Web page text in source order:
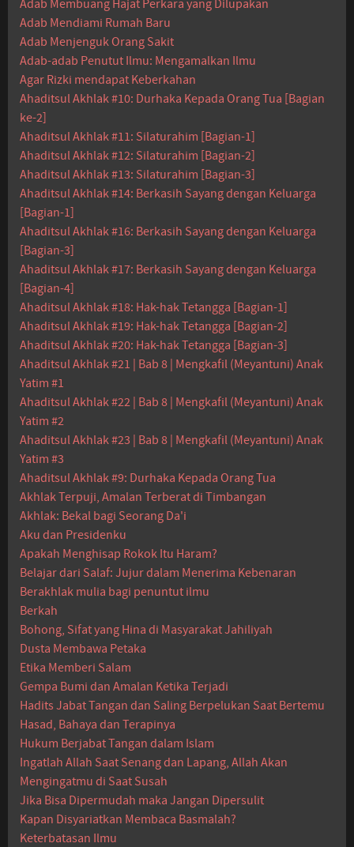
Adab Membuang Hajat Perkara yang Dilupakan
Adab Mendiami Rumah Baru
Adab Menjenguk Orang Sakit
Adab-adab Penutut Ilmu: Mengamalkan Ilmu
Agar Rizki mendapat Keberkahan
Ahaditsul Akhlak #10: Durhaka Kepada Orang Tua [Bagian
ke-2]
Ahaditsul Akhlak #11: Silaturahim [Bagian-1]
Ahaditsul Akhlak #12: Silaturahim [Bagian-2]
Ahaditsul Akhlak #13: Silaturahim [Bagian-3]
Ahaditsul Akhlak #14: Berkasih Sayang dengan Keluarga
[Bagian-1]
Ahaditsul Akhlak #16: Berkasih Sayang dengan Keluarga
[Bagian-3]
Ahaditsul Akhlak #17: Berkasih Sayang dengan Keluarga
[Bagian-4]
Ahaditsul Akhlak #18: Hak-hak Tetangga [Bagian-1]
Ahaditsul Akhlak #19: Hak-hak Tetangga [Bagian-2]
Ahaditsul Akhlak #20: Hak-hak Tetangga [Bagian-3]
Ahaditsul Akhlak #21 | Bab 8 | Mengkafil (Meyantuni) Anak
Yatim #1
Ahaditsul Akhlak #22 | Bab 8 | Mengkafil (Meyantuni) Anak
Yatim #2
Ahaditsul Akhlak #23 | Bab 8 | Mengkafil (Meyantuni) Anak
Yatim #3
Ahaditsul Akhlak #9: Durhaka Kepada Orang Tua
Akhlak Terpuji, Amalan Terberat di Timbangan
Akhlak: Bekal bagi Seorang Da'i
Aku dan Presidenku
Apakah Menghisap Rokok Itu Haram?
Belajar dari Salaf: Jujur dalam Menerima Kebenaran
Berakhlak mulia bagi penuntut ilmu
Berkah
Bohong, Sifat yang Hina di Masyarakat Jahiliyah
Dusta Membawa Petaka
Etika Memberi Salam
Gempa Bumi dan Amalan Ketika Terjadi
Hadits Jabat Tangan dan Saling Berpelukan Saat Bertemu
Hasad, Bahaya dan Terapinya
Hukum Berjabat Tangan dalam Islam
Ingatlah Allah Saat Senang dan Lapang, Allah Akan
Mengingatmu di Saat Susah
Jika Bisa Dipermudah maka Jangan Dipersulit
Kapan Disyariatkan Membaca Basmalah?
Keterbatasan Ilmu